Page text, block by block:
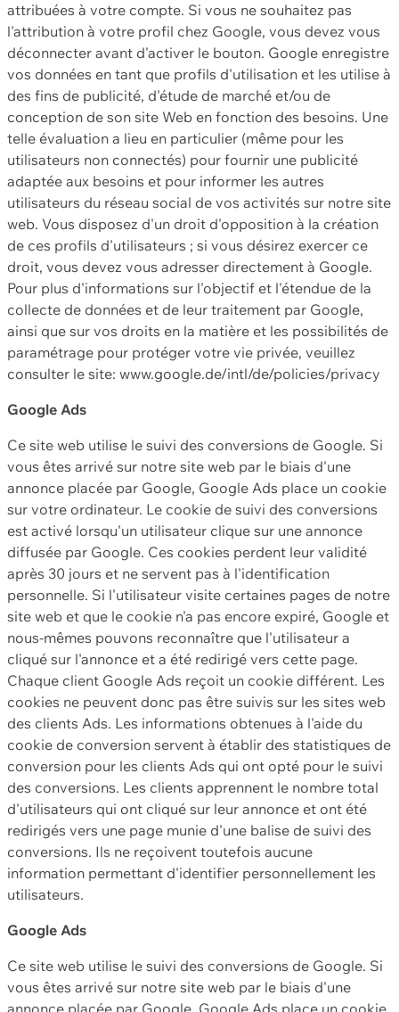
attribuées à votre compte. Si vous ne souhaitez pas
l'attribution à votre profil chez Google, vous devez vous
déconnecter avant d'activer le bouton. Google enregistre
vos données en tant que profils d'utilisation et les utilise à
des fins de publicité, d'étude de marché et/ou de
conception de son site Web en fonction des besoins. Une
telle évaluation a lieu en particulier (même pour les
utilisateurs non connectés) pour fournir une publicité
adaptée aux besoins et pour informer les autres
utilisateurs du réseau social de vos activités sur notre site
web. Vous disposez d'un droit d'opposition à la création
de ces profils d'utilisateurs ; si vous désirez exercer ce
droit, vous devez vous adresser directement à Google.
Pour plus d'informations sur l'objectif et l'étendue de la
collecte de données et de leur traitement par Google,
ainsi que sur vos droits en la matière et les possibilités de
paramétrage pour protéger votre vie privée, veuillez
consulter le site: www.google.de/intl/de/policies/privacy
Google Ads
Ce site web utilise le suivi des conversions de Google. Si
vous êtes arrivé sur notre site web par le biais d'une
annonce placée par Google, Google Ads place un cookie
sur votre ordinateur. Le cookie de suivi des conversions
est activé lorsqu'un utilisateur clique sur une annonce
diffusée par Google. Ces cookies perdent leur validité
après 30 jours et ne servent pas à l'identification
personnelle. Si l'utilisateur visite certaines pages de notre
site web et que le cookie n'a pas encore expiré, Google et
nous-mêmes pouvons reconnaître que l'utilisateur a
cliqué sur l'annonce et a été redirigé vers cette page.
Chaque client Google Ads reçoit un cookie différent. Les
cookies ne peuvent donc pas être suivis sur les sites web
des clients Ads. Les informations obtenues à l'aide du
cookie de conversion servent à établir des statistiques de
conversion pour les clients Ads qui ont opté pour le suivi
des conversions. Les clients apprennent le nombre total
d'utilisateurs qui ont cliqué sur leur annonce et ont été
redirigés vers une page munie d'une balise de suivi des
conversions. Ils ne reçoivent toutefois aucune
information permettant d'identifier personnellement les
utilisateurs.
Google Ads
Ce site web utilise le suivi des conversions de Google. Si
vous êtes arrivé sur notre site web par le biais d'une